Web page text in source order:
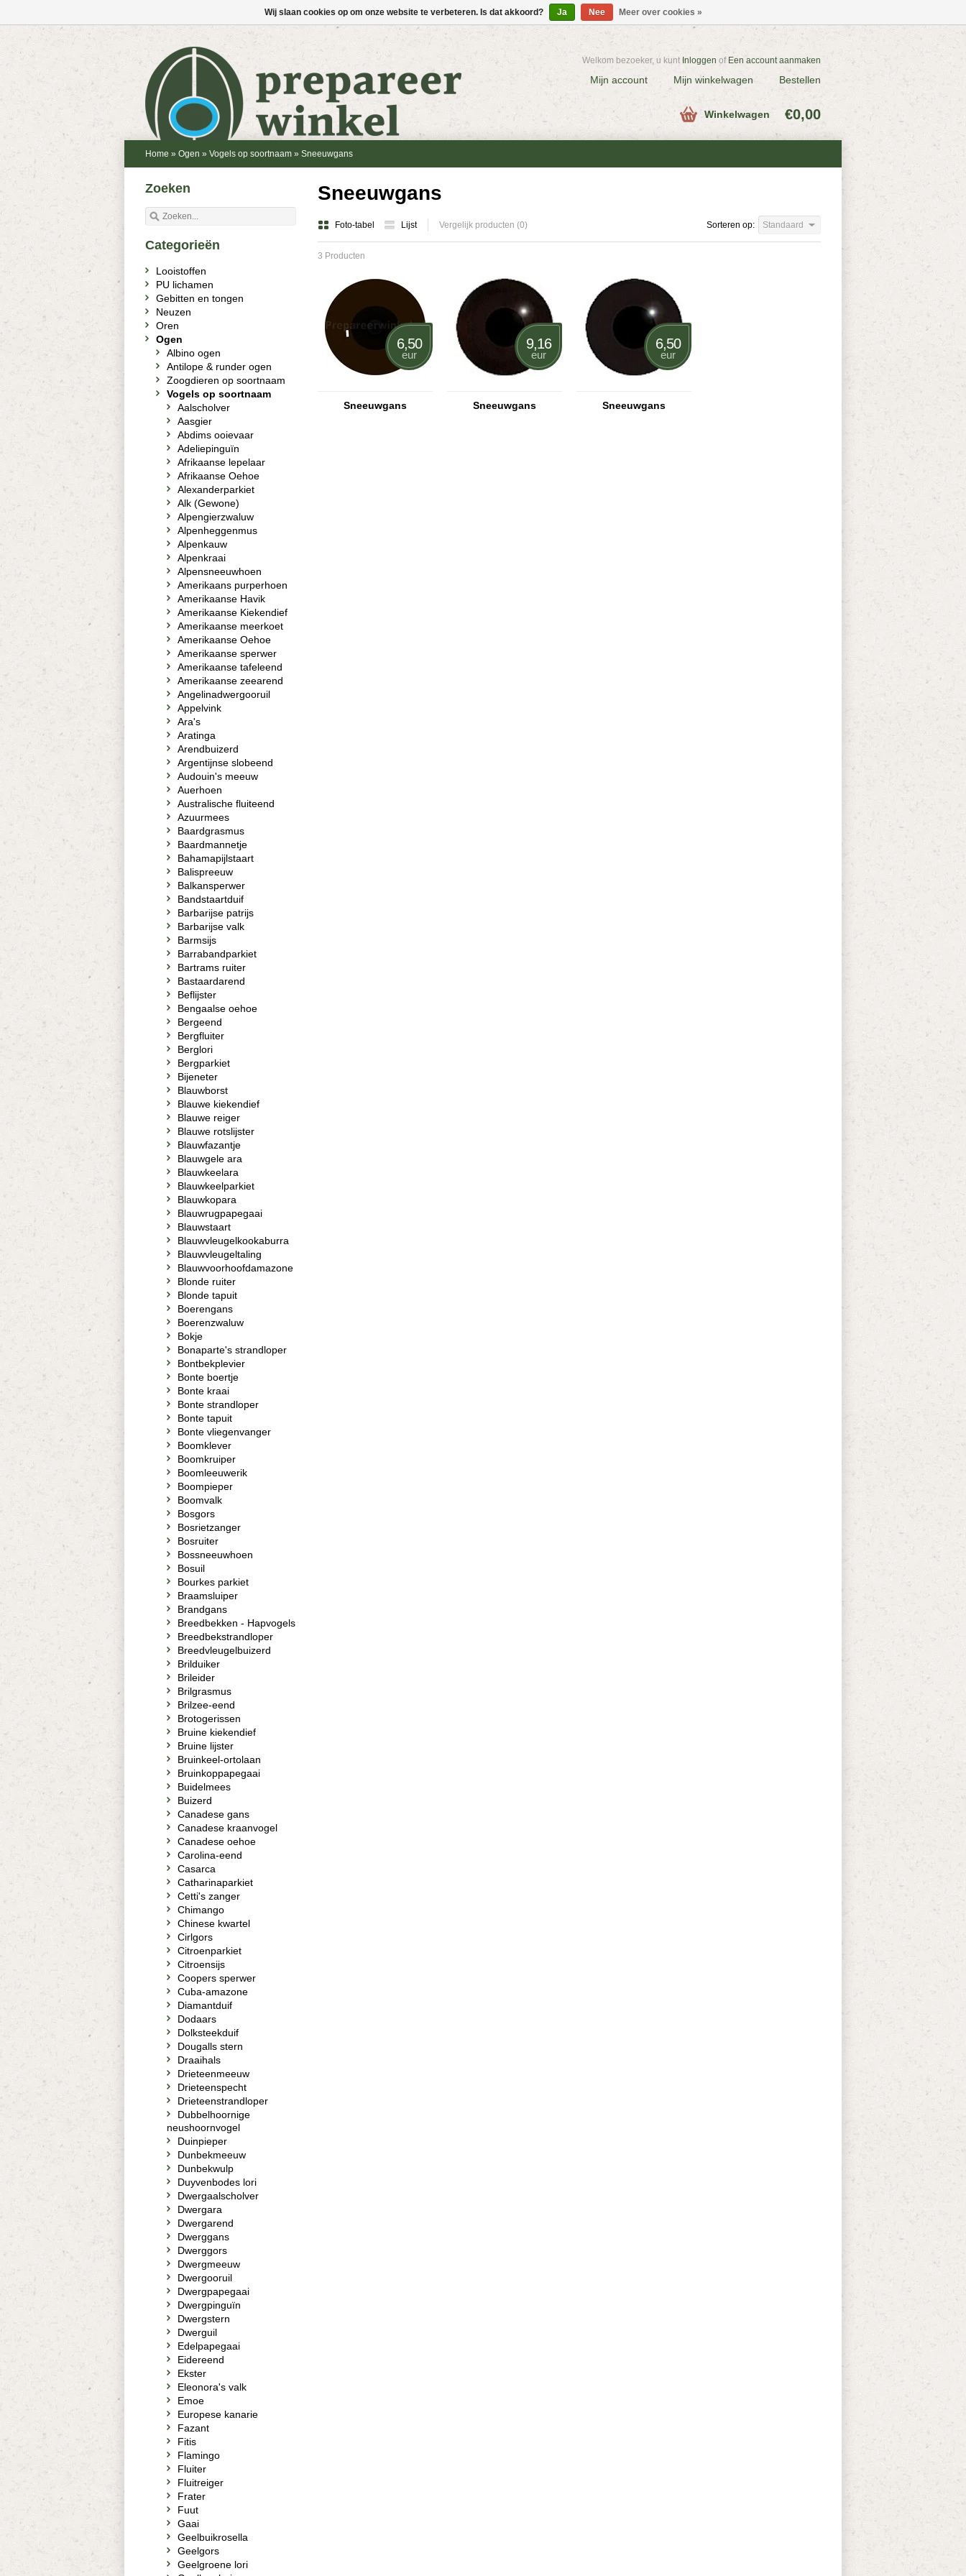
Welkom bezoeker, u kunt Inloggen of Een account aanmaken
Mijn account Mijn winkelwagen Bestellen
Winkelwagen €0,00
Home » Ogen » Vogels op soortnaam » Sneeuwgans
Sneeuwgans
Foto-tabel Lijst Vergelijk producten (0) Sorteren op: Standaard
3 Producten
6,50
eur
Sneeuwgans
9,16
eur
Sneeuwgans
6,50
eur
Sneeuwgans
Zoeken
Categorieën
Looistoffen
PU lichamen
Gebitten en tongen
Neuzen
Oren
Ogen
Albino ogen
Antilope & runder ogen
Zoogdieren op soortnaam
Vogels op soortnaam
Aalscholver
Aasgier
Abdims ooievaar
Adeliepinguïn
Afrikaanse lepelaar
Afrikaanse Oehoe
Alexanderparkiet
Alk (Gewone)
Alpengierzwaluw
Alpenheggenmus
Alpenkauw
Alpenkraai
Alpensneeuwhoen
Amerikaans purperhoen
Amerikaanse Havik
Amerikaanse Kiekendief
Amerikaanse meerkoet
Amerikaanse Oehoe
Amerikaanse sperwer
Amerikaanse tafeleend
Amerikaanse zeearend
Angelinadwergooruil
Appelvink
Ara's
Aratinga
Arendbuizerd
Argentijnse slobeend
Audouin's meeuw
Auerhoen
Australische fluiteend
Azuurmees
Baardgrasmus
Baardmannetje
Bahamapijlstaart
Balispreeuw
Balkansperwer
Bandstaartduif
Barbarijse patrijs
Barbarijse valk
Barmsijs
Barrabandparkiet
Bartrams ruiter
Bastaardarend
Beflijster
Bengaalse oehoe
Bergeend
Bergfluiter
Berglori
Bergparkiet
Bijeneter
Blauwborst
Blauwe kiekendief
Blauwe reiger
Blauwe rotslijster
Blauwfazantje
Blauwgele ara
Blauwkeelara
Blauwkeelparkiet
Blauwkopara
Blauwrugpapegaai
Blauwstaart
Blauwvleugelkookaburra
Blauwvleugeltaling
Blauwvoorhoofdamazone
Blonde ruiter
Blonde tapuit
Boerengans
Boerenzwaluw
Bokje
Bonaparte's strandloper
Bontbekplevier
Bonte boertje
Bonte kraai
Bonte strandloper
Bonte tapuit
Bonte vliegenvanger
Boomklever
Boomkruiper
Boomleeuwerik
Boompieper
Boomvalk
Bosgors
Bosrietzanger
Bosruiter
Bossneeuwhoen
Bosuil
Bourkes parkiet
Braamsluiper
Brandgans
Breedbekken - Hapvogels
Breedbekstrandloper
Breedvleugelbuizerd
Brilduiker
Brileider
Brilgrasmus
Brilzee-eend
Brotogerissen
Bruine kiekendief
Bruine lijster
Bruinkeel-ortolaan
Bruinkoppapegaai
Buidelmees
Buizerd
Canadese gans
Canadese kraanvogel
Canadese oehoe
Carolina-eend
Casarca
Catharinaparkiet
Cetti's zanger
Chimango
Chinese kwartel
Cirlgors
Citroenparkiet
Citroensijs
Coopers sperwer
Cuba-amazone
Diamantduif
Dodaars
Dolksteekduif
Dougalls stern
Draaihals
Drieteenmeeuw
Drieteenspecht
Drieteenstrandloper
Dubbelhoornige
neushoornvogel
Duinpieper
Dunbekmeeuw
Dunbekwulp
Duyvenbodes lori
Dwergaalscholver
Dwergara
Dwergarend
Dwerggans
Dwerggors
Dwergmeeuw
Dwergooruil
Dwergpapegaai
Dwergpinguïn
Dwergstern
Dwerguil
Edelpapegaai
Eidereend
Ekster
Eleonora's valk
Emoe
Europese kanarie
Fazant
Fitis
Flamingo
Fluiter
Fluitreiger
Frater
Fuut
Gaai
Geelbuikrosella
Geelgors
Geelgroene lori
Wij slaan cookies op om onze website te verbeteren. Is dat akkoord? Ja Nee Meer over cookies »